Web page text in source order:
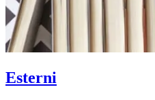
Esterni